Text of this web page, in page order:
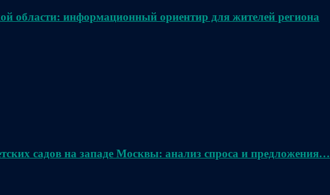
области: информационный ориентир для жителей региона
садов на западе Москвы: анализ спроса и предложения…